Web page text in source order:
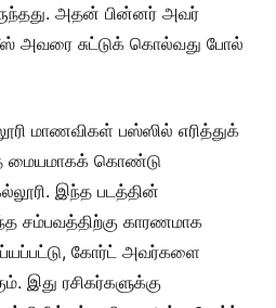
அதன் பின்னர் அவர்
அவரை சுட்டுக் கொல்வது போல்
மாணவிகள் பஸ்ஸில் எரித்துக்
மையமாகக் கொண்டு
இந்த படத்தின்
சம்பவத்திற்கு காரணமாக
கோர்ட் அவர்களை
இது ரசிகர்களுக்கு